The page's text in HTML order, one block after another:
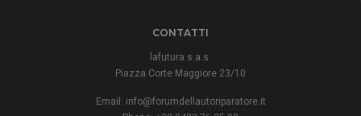
CONTATTI
lafutura s.a.s.
Piazza Corte Maggiore 23/10
Email: info@forumdellautoriparatore.it